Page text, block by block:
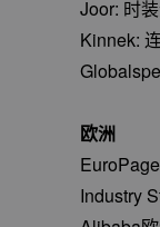
Joor: 时
Kinnek:
欧洲
Industry